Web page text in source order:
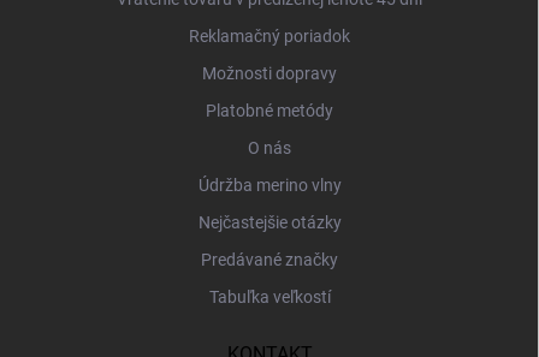
Reklamačný poriadok
Možnosti dopravy
Platobné metódy
O nás
Údržba merino vlny
Nejčastejšie otázky
Predávané značky
Tabuľka veľkostí